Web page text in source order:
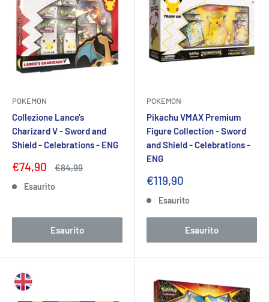
POKEMON
Collezione Lance's
Charizard V - Sword and
Shield - Celebrations - ENG
Prezzo
€74,90 Prezzo
€84,99
Esaurito
Esaurito
POKEMON
Pikachu VMAX Premium
Figure Collection - Sword
and Shield - Celebrations -
ENG
Prezzo
€119,90
Esaurito
Esaurito